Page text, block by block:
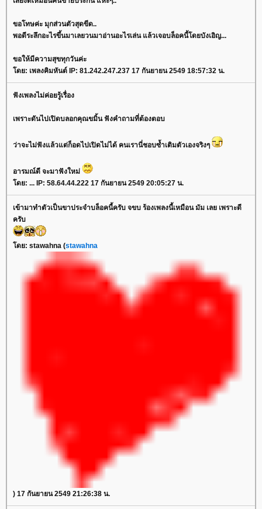
ขอโทษค่ะ มุกส่วนตัวสุดขีด..
พอดีระลึกอะไรขึ้นมาเลยวนมาอ่านอะไรเล่น แล้วเจอบล็อคนี้โดยบังเอิญ...
ขอให้มีความสุขทุกวันค่ะ
โดย: เพลงคิมหันต์ IP: 81.242.247.237 17 กันยายน 2549 18:57:32 น.
ฟังเพลงไม่ค่อยรู้เรื่อง
เพราะดันไปเปิดบลอกคุณขมิ้น ฟังคำถามที่ต้องตอบ
ว่าจะไม่ฟังแล้วแต่ก็อดไปเปิดไม่ได้ คนเรานี่ชอบซ้ำเติมตัวเองจริงๆ
อารมณ์ดี จะมาฟังใหม่
โดย: ... IP: 58.64.44.222 17 กันยายน 2549 20:05:27 น.
เข้ามาทำตัวเป็นขาประจำบล็อคนี้ครับ จขบ ร้องเพลงนี้เหมือน มัม เลย เพราะดี
ครับ
โดย: stawahna (stawahna
) 17 กันยายน 2549 21:26:38 น.